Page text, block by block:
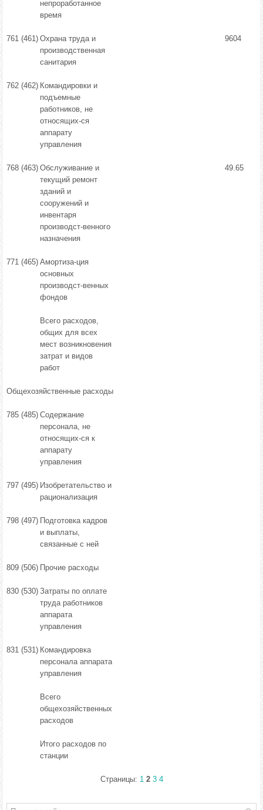
непроработанное
время
761 (461) Охрана труда и
производственная
санитария
9604
762 (462) Командировки и
подъемные
работников, не
относящих-ся
аппарату
управления
768 (463) Обслуживание и
текущий ремонт
зданий и
сооружений и
инвентаря
производст-венного
назначения
49.65
771 (465) Амортиза-ция
основных
производст-венных
фондов
Всего расходов,
общих для всех
мест возникновения
затрат и видов
работ
Общехозяйственные расходы
785 (485) Содержание
персонала, не
относящих-ся к
аппарату
управления
797 (495) Изобретательство и
рационализация
798 (497) Подготовка кадров
и выплаты,
связанные с ней
809 (506) Прочие расходы
830 (530) Затраты по оплате
труда работников
аппарата
управления
831 (531) Командировка
персонала аппарата
управления
Всего
общехозяйственных
расходов
Итого расходов по
станции
Страницы: 1 2 3 4